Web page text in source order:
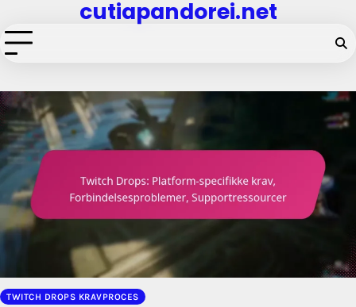
to
content
cutiapandorei.net
TWITCH DROPS KRAVPROCES